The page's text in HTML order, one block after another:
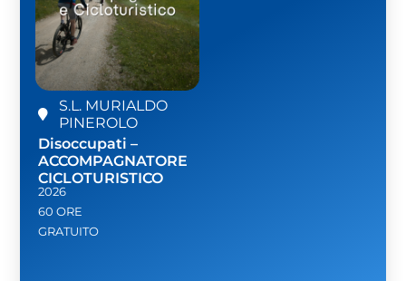
S.L. MURIALDO
PINEROLO
Disoccupati –
ACCOMPAGNATORE
CICLOTURISTICO
2026
60 ORE
GRATUITO